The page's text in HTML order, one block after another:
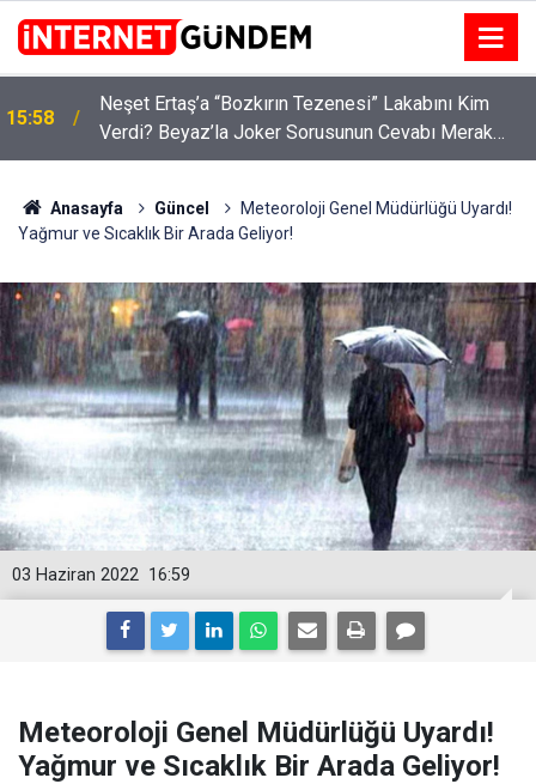
15:58
Neşet Ertaş’a “Bozkırın Tezenesi” Lakabını Kim
Verdi? Beyaz’la Joker Sorusunun Cevabı Merak
Edildi
Anasayfa Güncel
Meteoroloji Genel Müdürlüğü Uyardı!
Yağmur ve Sıcaklık Bir Arada Geliyor!
16:59
03 Haziran 2022
Meteoroloji Genel Müdürlüğü Uyardı!
Yağmur ve Sıcaklık Bir Arada Geliyor!